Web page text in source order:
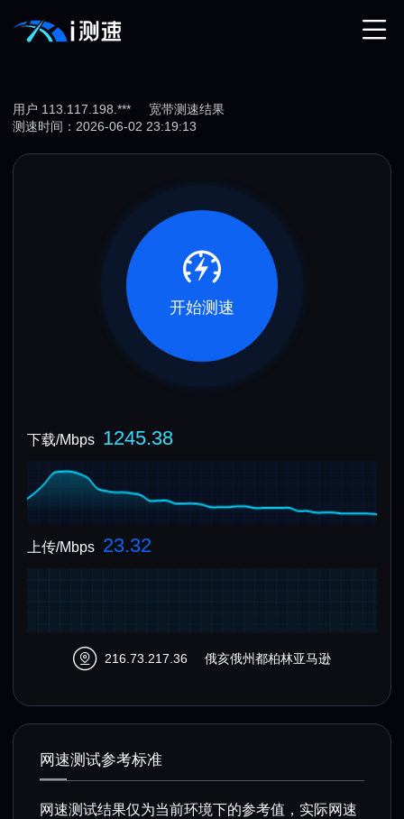
用户 113.117.198.***
宽带测速结果
测速时间：2026-06-02 23:19:13
开始测速
下载/Mbps 1245.38
上传/Mbps 23.32
216.73.217.36 俄亥俄州都柏林亚马逊
网速测试参考标准
网速测试结果仅为当前环境下的参考值，实际网速